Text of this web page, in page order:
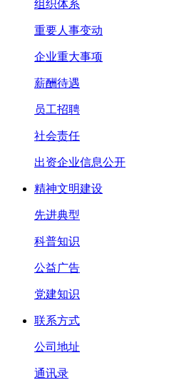
组织体系
重要人事变动
企业重大事项
薪酬待遇
员工招聘
社会责任
出资企业信息公开
精神文明建设
先进典型
科普知识
公益广告
党建知识
联系方式
公司地址
通讯录